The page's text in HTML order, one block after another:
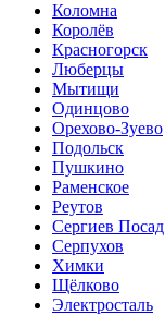
Коломна
Королёв
Красногорск
Люберцы
Мытищи
Одинцово
Орехово-Зуево
Подольск
Пушкино
Раменское
Реутов
Сергиев Посад
Серпухов
Химки
Щёлково
Электросталь